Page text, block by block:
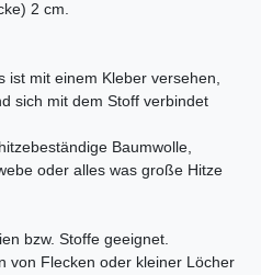
2 cm.
ist mit einem Kleber versehen,
sich mit dem Stoff verbindet
Baumwolle,
oder alles was große Hitze
bzw. Stoffe geeignet.
von Flecken oder kleiner Löcher